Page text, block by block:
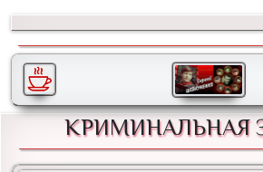
КРИМИНАЛЬНАЯ